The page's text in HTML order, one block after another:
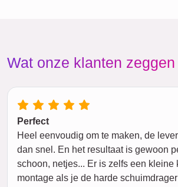
Wat onze klanten zeggen
Perfect
Heel eenvoudig om te maken, de
dan snel. En het resultaat is gewoon
schoon, netjes... Er is zelfs een kleine
montage als je de harde